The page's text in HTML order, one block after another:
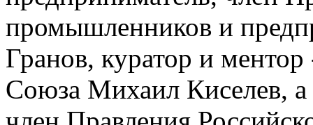
промышленников и
Гранов, куратор и
Союза Михаил Киселев, а